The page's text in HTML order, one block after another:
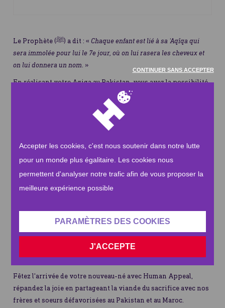
CONTINUER SANS ACCEPTER
Accepter les cookies, c'est nous soutenir dans notre lutte
pour un monde plus égalitaire. Les cookies nous
permettent d'analyser notre trafic afin de vous proposer la
meilleure expérience possible
PARAMÈTRES DES COOKIES
J'ACCEPTE
Le Prophète (ﷺ) a dit : « Chaque enfant est lié à sa ‘Aqîqa qui
sera immolée pour lui le 7e jour, où on lui rasera les cheveux et
on lui donnera un nom. »
En réalisant votre Aqiqa au Pakistan, vous avez la possibilité
d'atténuer la faim et de prêter main-forte aux familles
confrontées à des situations de crise.
au Pakistan souffrent actuellement d'une grave
insécurité alimentaire. (ONU)
La viande de l'animal sacrifié est distribuée aux plus démunis,
fournissant des protéines essentielles à ceux qui pourraient
autrement être incapables d'en obtenir.
Qu'est-ce que la Aqiqa ?
d'un enfant. La viande est ensuite distribuée aux plus
Suivez la Sunnah
Fêtez l'arrivée de votre nouveau-né avec Human Appeal,
répandez la joie en partageant la viande du sacrifice avec nos
frères et soeurs défavorisées au Pakistan et au Maroc.